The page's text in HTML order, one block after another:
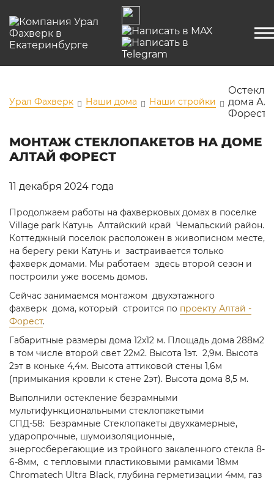
Урал Фахверк Наши дома Наши стройки
дома
Форест
МОНТАЖ СТЕКЛОПАКЕТОВ НА ДОМЕ
АЛТАЙ ФОРЕСТ
11 декабря 2024 года
Продолжаем работы на фахверковых домах в поселке
Village park Катунь Алтайский край Чемальский район.
Коттеджный поселок расположен в живописном месте,
на берегу реки Катунь и застраивается только
фахверк домами. Мы работаем здесь второй сезон и
построили уже восемь домов.
Сейчас занимаемся монтажом двухэтажного
фахверк дома, который строится по проекту Алтай -
Форест.
Габаритные размеры дома 12х12 м. Площадь дома 288м2
в том числе второй свет 22м2. Высота 1эт. 2,9м. Высота
2эт в коньке 4,4м. Высота аттиковой стены 1,6м
(примыкания кровли к стене 2эт). Высота дома 8,5 м.
Выполнили остекление безрамными
мультифункциональными стеклопакетыми
СПД-58: Безрамные Стеклопакеты двухкамерные,
ударопрочные, шумоизоляционные,
энергосберегающие из тройного закаленного стекла 8-
6-8мм, с тепловыми пластиковыми рамками 18мм
Chromatech Ultra Black, глубина герметизации 4мм, газ